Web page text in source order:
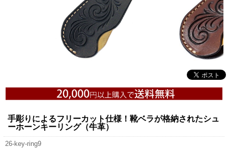
手彫りによるフリーカット仕様！靴ベラが格納されたシュ
ーホーンキーリング（牛革）
26-key-ring9